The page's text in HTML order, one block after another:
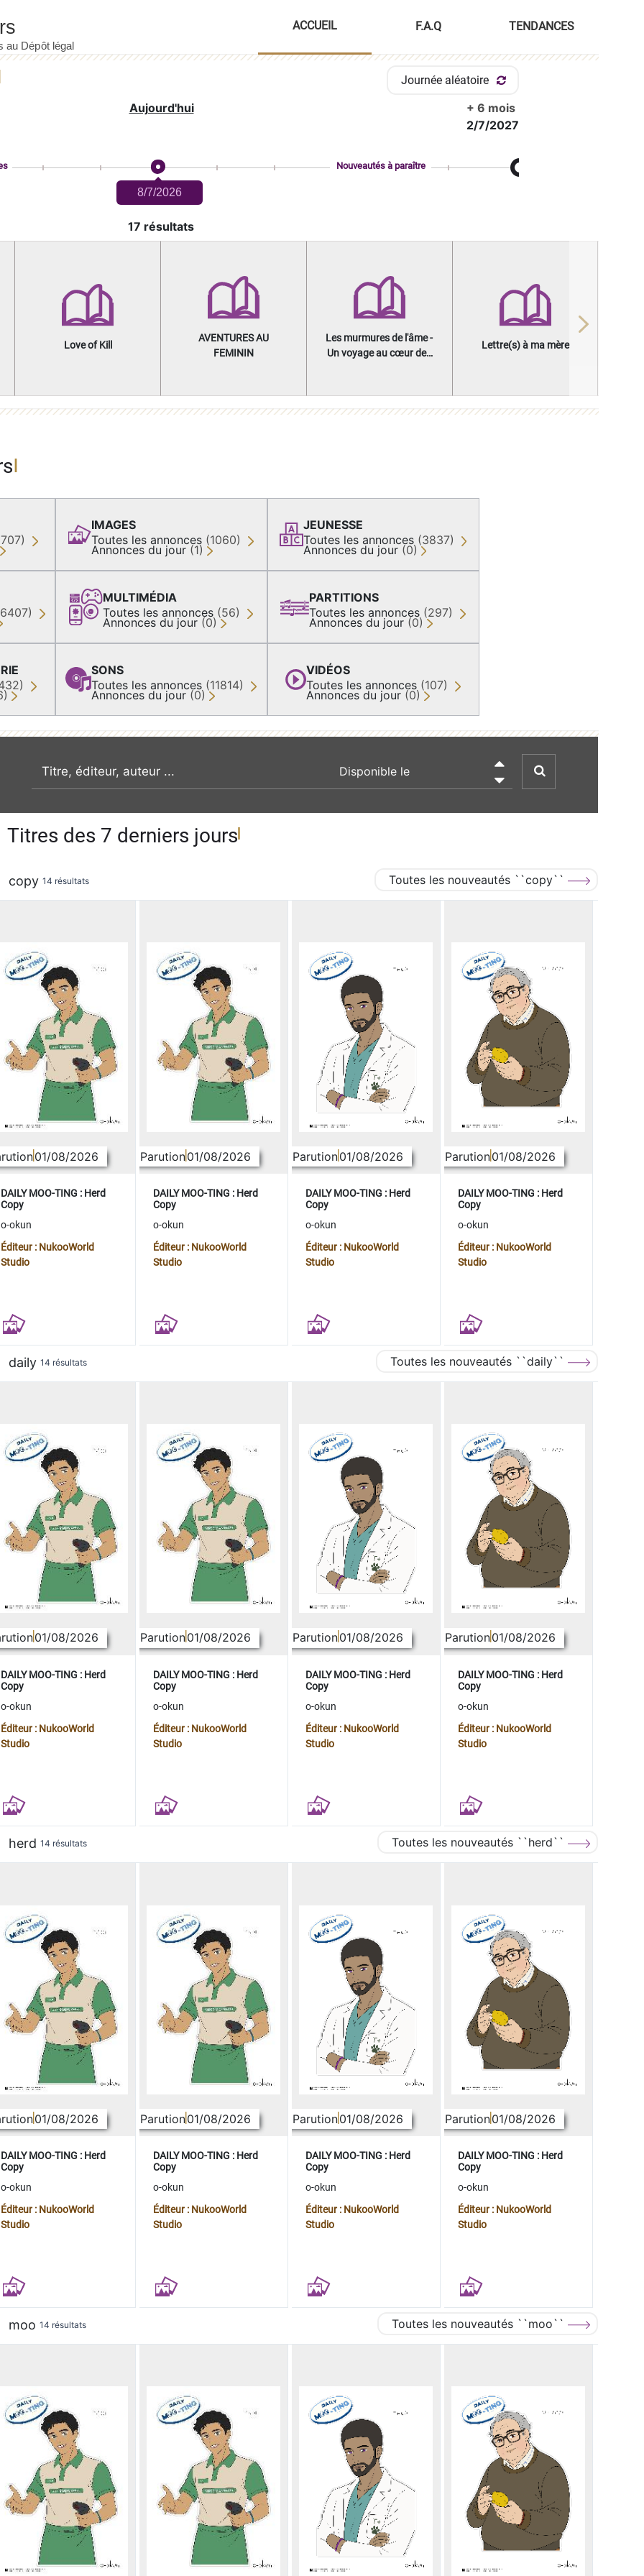
ACCUEIL F.A.Q TENDANCES
Journée aléatoire
Aujourd'hui
+ 6 mois
2/7/2027
8/7/2026
Nouveautés à paraître
17 résultats
Love of Kill
AVENTURES AU
FEMININ
Les murmures de l'âme -
Un voyage au cœur des
Lettre(s) à ma mère
Next
IMAGES
Toutes les annonces (1060)
Annonces du jour (1)
MULTIMÉDIA
Toutes les annonces (56)
Annonces du jour (0)
SONS
Toutes les annonces (11814)
Annonces du jour (0)
JEUNESSE
Toutes les annonces (3837)
Annonces du jour (0)
PARTITIONS
Toutes les annonces (297)
Annonces du jour (0)
VIDÉOS
Toutes les annonces (107)
Annonces du jour (0)
recherche par mot clé

Titres des 7 derniers jours
copy 14 résultats Toutes les nouveautés ``copy``
01/08/2026
DAILY MOO-TING : Herd
Copy
o-okun
Éditeur : NukooWorld
Studio
Parution01/08/2026
DAILY MOO-TING : Herd
Copy
o-okun
Éditeur : NukooWorld
Studio
Parution01/08/2026
DAILY MOO-TING : Herd
Copy
o-okun
Éditeur : NukooWorld
Studio
Parution01/08/2026
DAILY MOO-TING : Herd
Copy
o-okun
Éditeur : NukooWorld
Studio
daily 14 résultats Toutes les nouveautés ``daily``
01/08/2026
DAILY MOO-TING : Herd
Copy
o-okun
Éditeur : NukooWorld
Studio
Parution01/08/2026
DAILY MOO-TING : Herd
Copy
o-okun
Éditeur : NukooWorld
Studio
Parution01/08/2026
DAILY MOO-TING : Herd
Copy
o-okun
Éditeur : NukooWorld
Studio
Parution01/08/2026
DAILY MOO-TING : Herd
Copy
o-okun
Éditeur : NukooWorld
Studio
herd 14 résultats Toutes les nouveautés ``herd``
01/08/2026
DAILY MOO-TING : Herd
Copy
o-okun
Éditeur : NukooWorld
Studio
Parution01/08/2026
DAILY MOO-TING : Herd
Copy
o-okun
Éditeur : NukooWorld
Studio
Parution01/08/2026
DAILY MOO-TING : Herd
Copy
o-okun
Éditeur : NukooWorld
Studio
Parution01/08/2026
DAILY MOO-TING : Herd
Copy
o-okun
Éditeur : NukooWorld
Studio
moo 14 résultats Toutes les nouveautés ``moo``